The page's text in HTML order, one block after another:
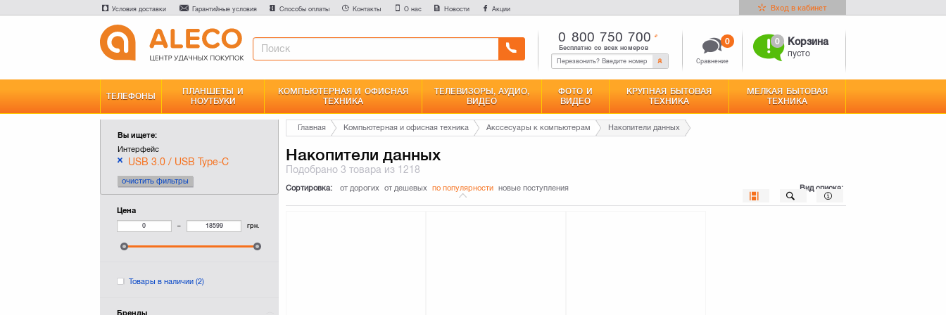
Условия доставки Гарантийные условия Способы оплаты Контакты О нас Новости Акции Вход в кабинет
0 800 750 700
Бесплатно со всех номеров
Сравнение
0 0 Корзина
пусто
ТЕЛЕФОНЫ
ПЛАНШЕТЫ И
НОУТБУКИ
КОМПЬЮТЕРНАЯ И ОФИСНАЯ
ТЕХНИКА
ТЕЛЕВИЗОРЫ, АУДИО,
ВИДЕО
ФОТО И
ВИДЕО
КРУПНАЯ БЫТОВАЯ
ТЕХНИКА
МЕЛКАЯ БЫТОВАЯ
ТЕХНИКА
Вы ищете:
Интерфейс
USB 3.0 / USB Type-C
очистить фильтры
Цена
– грн.
Товары в наличии(2)
Бренды
Главная Компьютерная и офисная техника Акссесуары к компьютерам Накопители данных
Накопители данных
Подобрано3 товара из 1218
Сортировка: от дорогих от дешевых по популярности новые поступления Вид списка: